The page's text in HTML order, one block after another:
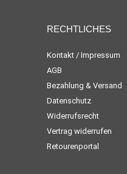
RECHTLICHES
Kontakt / Impressum
AGB
Bezahlung & Versand
Datenschutz
Widerrufsrecht
Vertrag widerrufen
Retourenportal